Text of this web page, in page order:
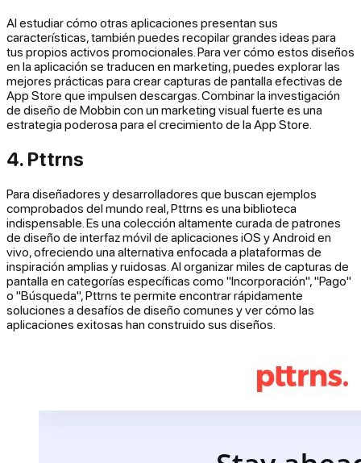
Al estudiar cómo otras aplicaciones presentan sus
características, también puedes recopilar grandes ideas para
tus propios activos promocionales. Para ver cómo estos diseños
en la aplicación se traducen en marketing, puedes explorar las
mejores prácticas para crear capturas de pantalla efectivas de
App Store que impulsen descargas. Combinar la investigación
de diseño de Mobbin con un marketing visual fuerte es una
estrategia poderosa para el crecimiento de la App Store.
4. Pttrns
Para diseñadores y desarrolladores que buscan ejemplos
comprobados del mundo real, Pttrns es una biblioteca
indispensable. Es una colección altamente curada de patrones
de diseño de interfaz móvil de aplicaciones iOS y Android en
vivo, ofreciendo una alternativa enfocada a plataformas de
inspiración amplias y ruidosas. Al organizar miles de capturas de
pantalla en categorías específicas como "Incorporación", "Pago"
o "Búsqueda", Pttrns te permite encontrar rápidamente
soluciones a desafíos de diseño comunes y ver cómo las
aplicaciones exitosas han construido sus diseños.